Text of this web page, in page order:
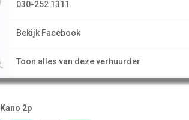
030-252 1311
Bekijk Facebook
Toon alles van deze verhuurder
2p